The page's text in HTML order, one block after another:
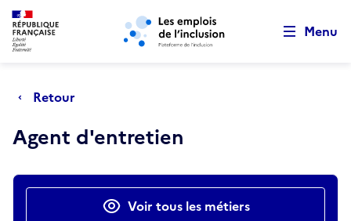
Aller au menu principal Aller au contenu principal
Menu
Retour
Agent d'entretien
Actions rapidesVoir tous les métiers
Retour au début de la page
Panneau de gestion des cookies